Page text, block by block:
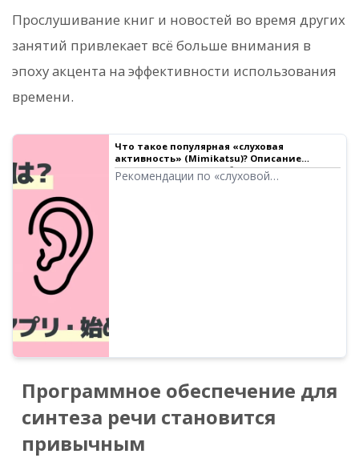
Прослушивание книг и новостей во время других
занятий привлекает всё больше внимания в
эпоху акцента на эффективности использования
времени.
Что такое популярная «слуховая
активность» (Mimikatsu)? Описание
рекомендуемых способов начать и 5
бесплатных приложений | Ondoku
Рекомендации по «слуховой
Программное обеспечение для
синтеза речи становится
привычным